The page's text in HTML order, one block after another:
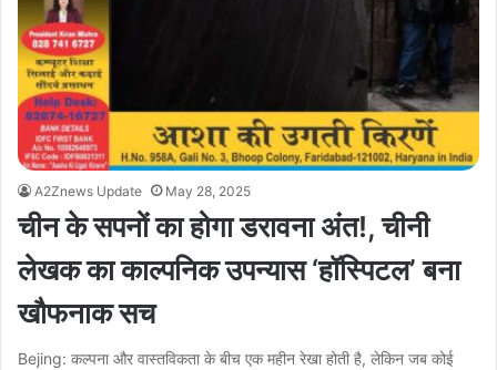
A2Znews Update May 28, 2025
चीन के सपनों का होगा डरावना अंत!, चीनी
लेखक का काल्पनिक उपन्यास ‘हॉस्पिटल’ बना
खौफनाक सच
Bejing: कल्पना और वास्तविकता के बीच एक महीन रेखा होती है, लेकिन जब कोई